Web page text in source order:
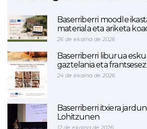
Baserriberri moodle
materiala eta ariketa
26 de ekaina de 2026
Baserriberri liburua
gaztelania eta
24 de ekaina de 2026
Baserriberri itxiera
Lohitzunen
12 de ekaina de 2026